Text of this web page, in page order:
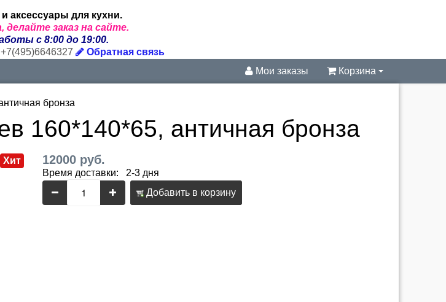
аксессуары для кухни.
делайте заказ на сайте.
с 8:00 до 19:00.
+7(495)6646327
Обратная связь
Мои заказы Корзина
бронза
160*140*65, античная бронза
Хит 12000 руб.
Время доставки: 2-3 дня
Добавить в корзину